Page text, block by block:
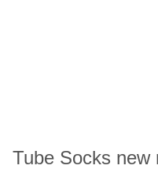
Tube Socks new